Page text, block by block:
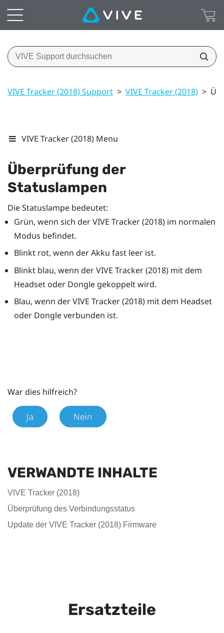
VIVE Tracker (2018) Support > VIVE Tracker (2018) >
VIVE Tracker (2018) Menu
Überprüfung der
Statuslampen
Die Statuslampe bedeutet:
Grün, wenn sich derVIVE Tracker (2018)im normalen
Modus befindet.
Blinkt rot, wenn der Akku fast leer ist.
Blinkt blau, wenn derVIVE Tracker (2018)mit dem
Headset oder Dongle gekoppelt wird.
Blau, wenn derVIVE Tracker (2018)mit dem Headset
oder Dongle verbunden ist.
War dies hilfreich?
Ja Nein
VERWANDTE INHALTE
VIVE Tracker (2018)
Überprüfung des Verbindungsstatus
Update der VIVE Tracker (2018) Firmware
Ersatzteile